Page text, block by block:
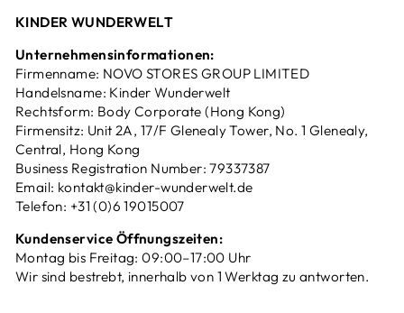
KINDER WUNDERWELT
Unternehmensinformationen:
Firmenname: NOVO STORES GROUP LIMITED
Handelsname: Kinder Wunderwelt
Rechtsform: Body Corporate (Hong Kong)
Firmensitz: Unit 2A, 17/F Glenealy Tower, No. 1 Glenealy,
Central, Hong Kong
Business Registration Number: 79337387
Email: kontakt@kinder-wunderwelt.de
Telefon: +31 (0)6 19015007
Kundenservice Öffnungszeiten:
Montag bis Freitag: 09:00–17:00 Uhr
Wir sind bestrebt, innerhalb von 1 Werktag zu antworten.